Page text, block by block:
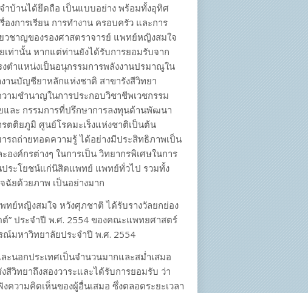
บ้านได้ยึดถือ เป็นแบบอย่าง พร้อมทั้งอุทิศ
งการเรียน การทำงาน ครอบครัว และการ
วชาญของรองศาสตราจารย์ แพทย์หญิงสมใจ
ท่านั้น หากแต่ท่านยังได้รับการยอมรับจาก
ตำแหน่งเป็นอนุกรรมการพลังงานปรมาณูใน
นบัญชียาหลักแห่งชาติ สาขารังสีวิทยา
ามชำนาญในการประกอบวิชาชีพเวชกรรม
และ กรรมการที่ปรึกษาการลงทุนด้านพัฒนา
ตติยภูมิ ศูนย์โรคมะเร็งแห่งชาติเป็นต้น
รถถ่ายทอดความรู้ ได้อย่างมีประสิทธิภาพเป็น
งค์กรต่างๆ ในการเป็น วิทยากรพิเศษในการ
ประโยชน์แก่นิสิตแพทย์ แพทย์ทั่วไป รวมทั้ง
ฉัยด้วยภาพ เป็นอย่างมาก
ย์หญิงสมใจ หวังศุภชาติ ได้รับรางวัลยกย่อง
ต์” ประจำปี พ.ศ. 2554 ของคณะแพทยศาสตร์
ณ์มหาวิทยาลัยประจำปี พ.ศ. 2554
นอกประเทศเป็นจำนวนมากและสม่ำเสมอ
วิทยาถึงสองวาระและได้รับการยอมรับ ว่า
วามคิดเห็นของผู้อื่นเสมอ ซึ่งตลอดระยะเวลา